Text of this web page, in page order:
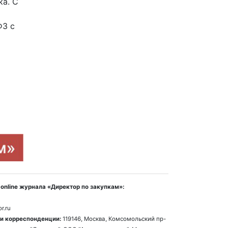
с
журнала «Директор по закупкам»:
корреспонденции: 119146, Москва, Комсомольский пр-